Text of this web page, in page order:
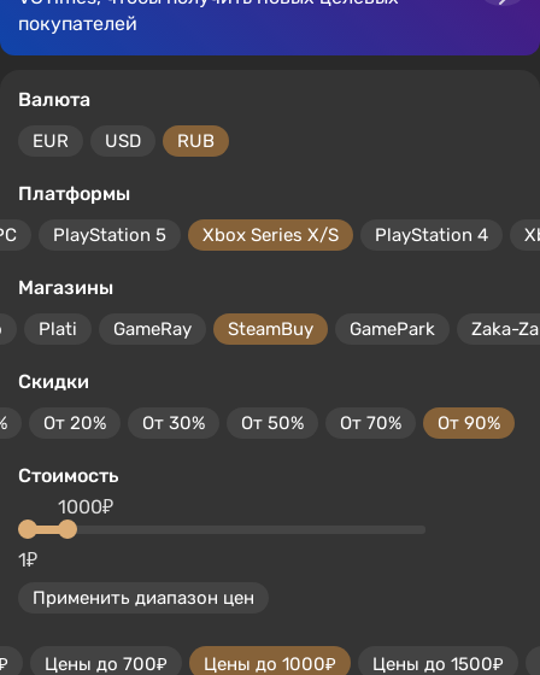
покупателей
Валюта
EUR USD RUB
Платформы
PlayStation 5 Xbox Series X/S PlayStation 4
Магазины
Plati GameRay SteamBuy GamePark Zaka-
Скидки
От 20% От 30% От 50% От 70% От 90%
Стоимость
1₽
1000₽
Применить диапазон цен
Цены до 700₽ Цены до 1000₽ Цены до 1500₽